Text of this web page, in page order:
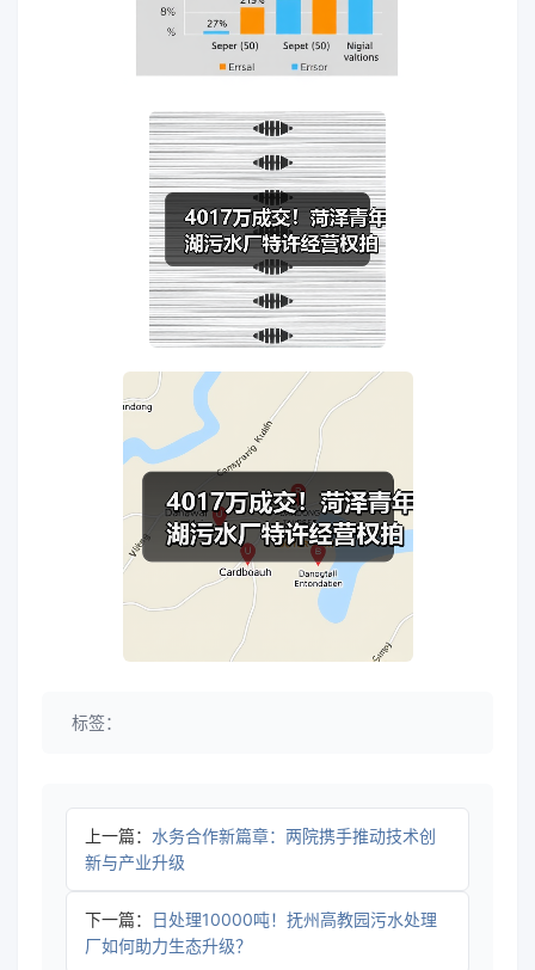
标签：
上一篇： 水务合作新篇章：两院携手推动技术创
新与产业升级
下一篇：
日处理10000吨！抚州高教园污水处理
厂如何助力生态升级？